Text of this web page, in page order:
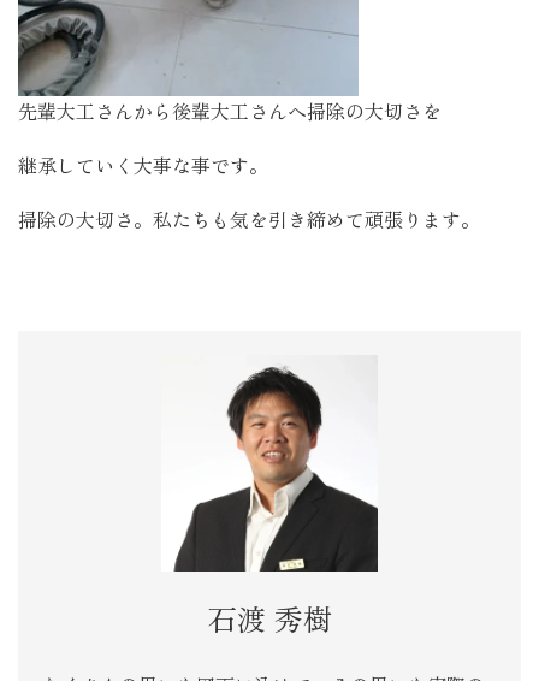
先輩大工さんから後輩大工さんへ掃除の大切さを
継承していく大事な事です。
掃除の大切さ。私たちも気を引き締めて頑張ります。
石渡 秀樹